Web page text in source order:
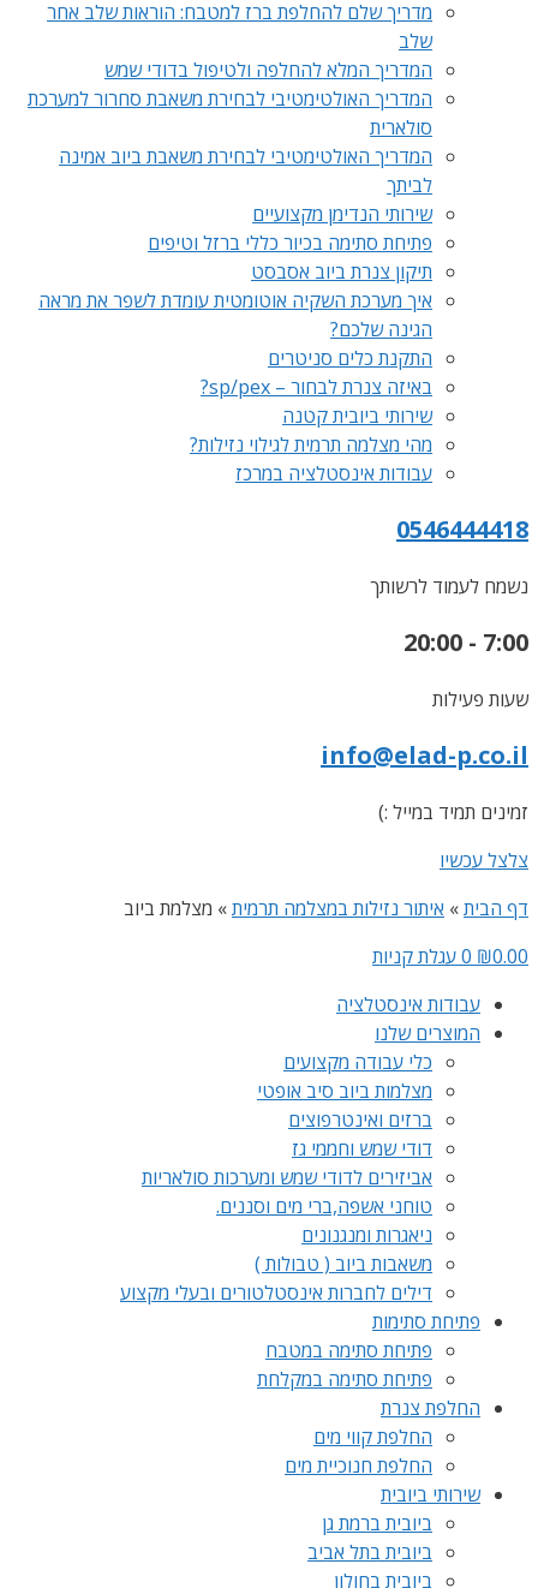
מדריך שלם להחלפת ברז למטבח: הוראות שלב אחר
שלב
המדריך המלא להחלפה ולטיפול בדודי שמש
המדריך האולטימטיבי לבחירת משאבת סחרור למערכת
סולארית
המדריך האולטימטיבי לבחירת משאבת ביוב אמינה
לביתך
שירותי הנדימן מקצועיים
פתיחת סתימה בכיור כללי ברזל וטיפים
תיקון צנרת ביוב אסבסט
איך מערכת השקיה אוטומטית עומדת לשפר את מראה
הגינה שלכם?
התקנת כלים סניטרים
באיזה צנרת לבחור – sp/pex?
שירותי ביובית קטנה
מהי מצלמה תרמית לגילוי נזילות?
עבודות אינסטלציה במרכז
0546444418
נשמח לעמוד לרשותך
7:00 - 20:00
שעות פעילות
info@elad-p.co.il
זמינים תמיד במייל :)
צלצל עכשיו
דף הבית» איתור נזילות במצלמה תרמית» מצלמת ביוב
₪0.00
0עגלת קניות
עבודות אינסטלציה
המוצרים שלנו
כלי עבודה מקצועים
מצלמות ביוב סיב אופטי
ברזים ואינטרפוצים
דודי שמש וחממי גז
אביזירים לדודי שמש ומערכות סולאריות
טוחני אשפה,ברי מים וסננים.
ניאגרות ומנגנונים
משאבות ביוב ( טבולות )
דילים לחברות אינסטלטורים ובעלי מקצוע
פתיחת סתימות
פתיחת סתימה במטבח
פתיחת סתימה במקלחת
החלפת צנרת
החלפת קווי מים
החלפת חנוכיית מים
שירותי ביובית
ביובית ברמת גן
ביובית בתל אביב
ביובית בחולון